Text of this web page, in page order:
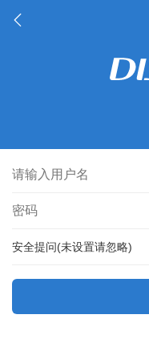
安全提问(未设置请忽略)